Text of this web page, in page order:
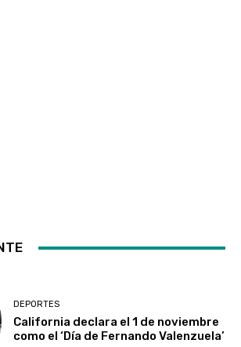
DEPORTES
California declara el 1 de noviembre
como el ‘Día de Fernando Valenzuela’